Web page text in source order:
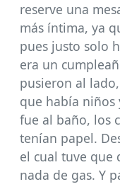
reserve una
más íntima, ya
pues justo solo
era un
pusieron al
que había niños
fue al baño, los
tenían papel.
el cual tuve que
nada de gas. Y